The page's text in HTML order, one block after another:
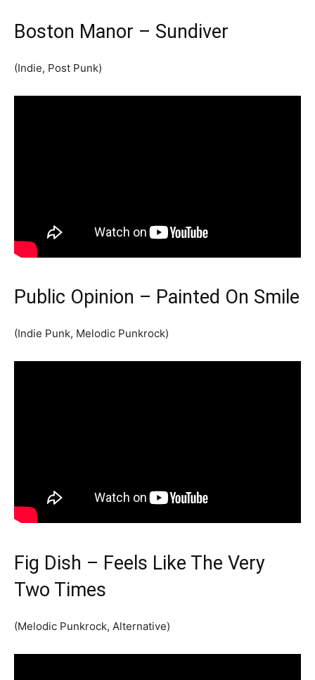
Boston Manor – Sundiver
(Indie, Post Punk)
Public Opinion – Painted On Smile
(Indie Punk, Melodic Punkrock)
Fig Dish – Feels Like The Very
Two Times
(Melodic Punkrock, Alternative)